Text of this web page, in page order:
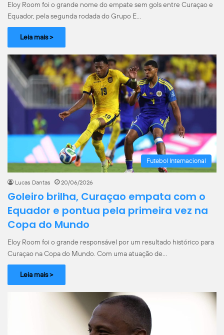
Eloy Room foi o grande nome do empate sem gols entre Curaçao e
Equador, pela segunda rodada do Grupo E…
Leia mais >
Futebol Internacional
Lucas Dantas 20/06/2026
Goleiro brilha, Curaçao empata com o
Equador e pontua pela primeira vez na
Copa do Mundo
Eloy Room foi o grande responsável por um resultado histórico para
Curaçao na Copa do Mundo. Com uma atuação de…
Leia mais >